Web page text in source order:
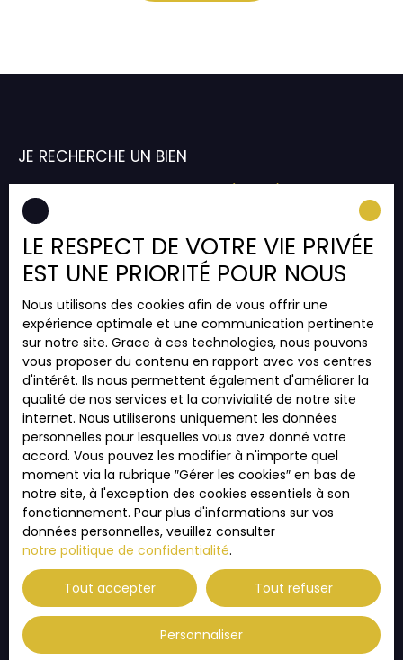
JE RECHERCHE UN BIEN
Vente appartement Strasbourg (67200)
Vente appartement Illkirch-Graffenstaden (67400)
Vente appartement Thann (68800)
Vente appartement Habsheim (68440)
Vente appartement Eckbolsheim (67201)
JE SUIS PROPRIÉTAIRE
Estimez votre bien
Vendre avec nous
Espace vendeur
Gestion locative
Nous contacter
INFORMATIONS
LE RESPECT DE VOTRE VIE PRIVÉE
EST UNE PRIORITÉ POUR NOUS
Nous utilisons des cookies afin de vous offrir une
expérience optimale et une communication pertinente
sur notre site. Grace à ces technologies, nous pouvons
vous proposer du contenu en rapport avec vos centres
d'intérêt. Ils nous permettent également d'améliorer la
qualité de nos services et la convivialité de notre site
internet. Nous utiliserons uniquement les données
personnelles pour lesquelles vous avez donné votre
accord. Vous pouvez les modifier à n'importe quel
moment via la rubrique ″Gérer les cookies″ en bas de
notre site, à l'exception des cookies essentiels à son
fonctionnement. Pour plus d'informations sur vos
données personnelles, veuillez consulter
notre politique de confidentialité.
Tout accepter Tout refuser
Personnaliser